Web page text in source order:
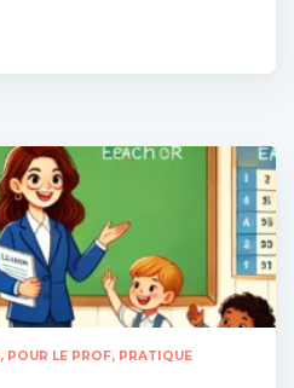
POUR LE PROF PRATIQUE